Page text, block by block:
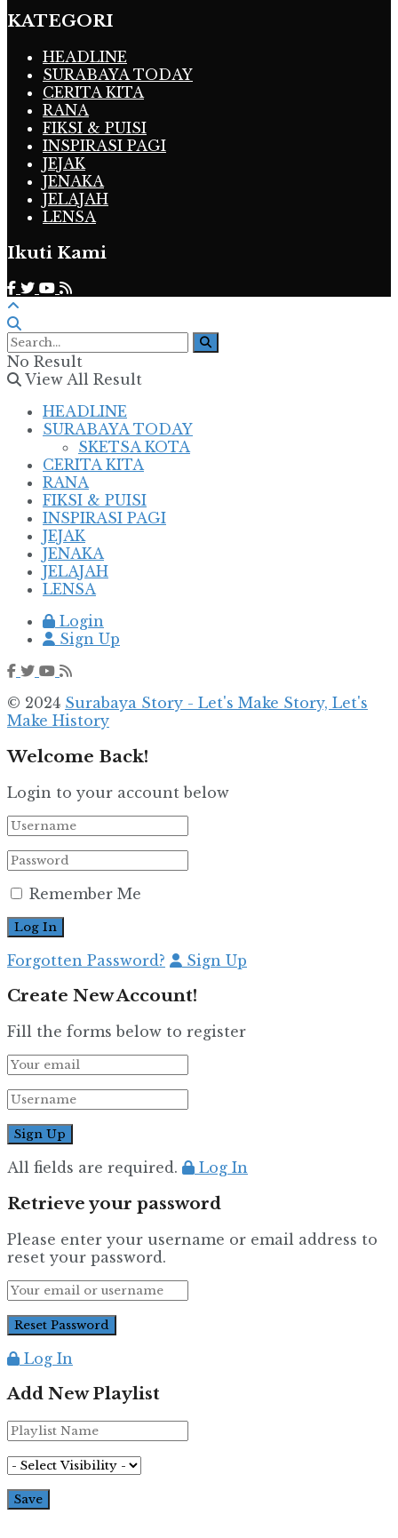
KATEGORI
HEADLINE
SURABAYA TODAY
CERITA KITA
RANA
FIKSI & PUISI
INSPIRASI PAGI
JEJAK
JENAKA
JELAJAH
LENSA
Ikuti Kami
No Result
View All Result
HEADLINE
SURABAYA TODAY
SKETSA KOTA
CERITA KITA
RANA
FIKSI & PUISI
INSPIRASI PAGI
JEJAK
JENAKA
JELAJAH
LENSA
Login
Sign Up
© 2024 Surabaya Story - Let's Make Story, Let's
Make History
Welcome Back!
Login to your account below
Remember Me
Forgotten Password? Sign Up
Create New Account!
Fill the forms below to register
All fields are required. Log In
Retrieve your password
Please enter your username or email address to
reset your password.
Log In
Add New Playlist